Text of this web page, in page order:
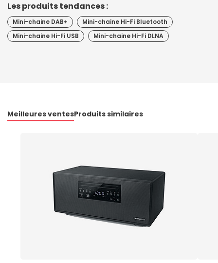
Les produits tendances :
Mini-chaine DAB+
Mini-chaine Hi-Fi Bluetooth
Mini-chaine Hi-Fi USB
Mini-chaine Hi-Fi DLNA
Meilleures ventesProduits similaires